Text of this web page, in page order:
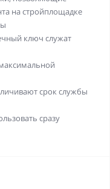
на стройплощадке
ключ служат
срок службы
сразу